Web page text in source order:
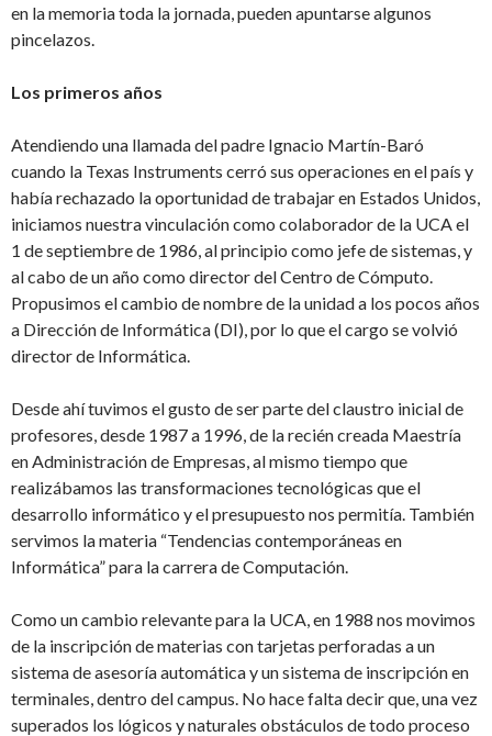
en la memoria toda la jornada, pueden apuntarse algunos
pincelazos.
Los primeros años
Atendiendo una llamada del padre Ignacio Martín-Baró
cuando la Texas Instruments cerró sus operaciones en el país y
había rechazado la oportunidad de trabajar en Estados Unidos,
iniciamos nuestra vinculación como colaborador de la UCA el
1 de septiembre de 1986, al principio como jefe de sistemas, y
al cabo de un año como director del Centro de Cómputo.
Propusimos el cambio de nombre de la unidad a los pocos años
a Dirección de Informática (DI), por lo que el cargo se volvió
director de Informática.
Desde ahí tuvimos el gusto de ser parte del claustro inicial de
profesores, desde 1987 a 1996, de la recién creada Maestría
en Administración de Empresas, al mismo tiempo que
realizábamos las transformaciones tecnológicas que el
desarrollo informático y el presupuesto nos permitía. También
servimos la materia “Tendencias contemporáneas en
Informática” para la carrera de Computación.
Como un cambio relevante para la UCA, en 1988 nos movimos
de la inscripción de materias con tarjetas perforadas a un
sistema de asesoría automática y un sistema de inscripción en
terminales, dentro del campus. No hace falta decir que, una vez
superados los lógicos y naturales obstáculos de todo proceso